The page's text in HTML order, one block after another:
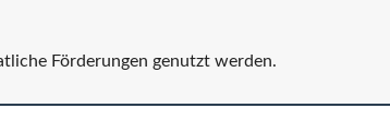
Förderungen genutzt werden.